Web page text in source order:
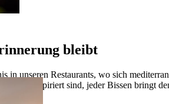
bleibt
in unseren Restaurants, wo sich
inspiriert sind, jeder Bissen bringt